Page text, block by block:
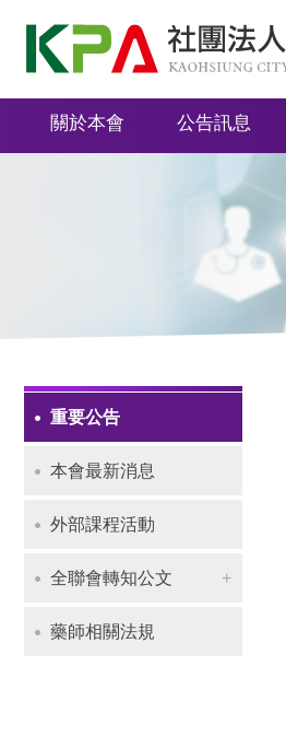
社
團
法
人
師
會
Navigation
關於本會 公告訊息
重要公告
本會最新消息
外部課程活動
全聯會轉知公文
藥師相關法規